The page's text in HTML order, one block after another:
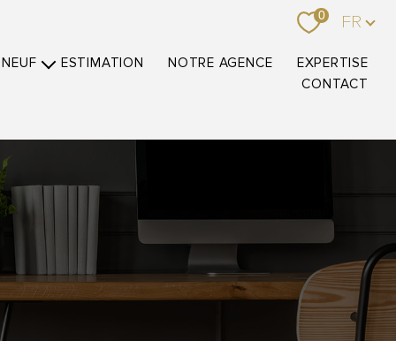
0 Langue
FR
ESTIMATION NOTRE AGENCE
EXPERTISE
CONTACT